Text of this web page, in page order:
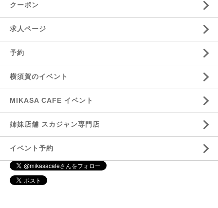
クーポン
求人ページ
予約
横須賀のイベント
MIKASA CAFE イベント
姉妹店舗 スカジャン専門店
イベント予約